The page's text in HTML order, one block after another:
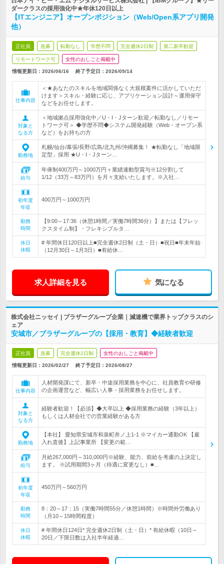
ダークラスの採用強化中★年休120日以上
【ITエンジニア】オープンポジション（Web/Open系アプリ開発
他）
正社員 急募 転勤なし 学歴不問 完全週休2日制 第二新卒歓迎
リモートワーク可 女性のおしごと掲載中
情報更新日：2026/06/16 終了予定日： 2026/09/14
仕事内容
＜★あなたのスキルを地域関係なく大規模案件に活かしていただ
けます＞スキル・経験に応じ、アプリケーション設計～運用保守
などをお任せします。
対象と
なる方
＜地域拠点採用強化中／U・I・Jターン歓迎／転勤なし／リモー
トワーク可＞ ◆学歴不問◆システム開発経験（Web・オープン系
など）をお持ちの方
勤務地
札幌/仙台/幕張/長野/広島/北九州/沖縄募集！ ★転勤なし「地域限
定型」採用 ★U・I・Jターン…
給与
年俸制400万円～1000万円＋業績連動型賞与※12分割して
1/12（33万～83万円）を月々支給いたします。※入社…
初年度
年収
400万円～1000万円
勤務
時間
【9:00～17:36（休憩1時間／実働7時間36分）】または【フレッ
クスタイム制】・フレキシブルタ…
休日
休暇
# 年間休日120日以上■完全週休2日制（土・日）■祝日■年末年始
（12月30日～1月3日）■有給休…
求人詳細を見る 気になる
株式会社ニッセイ | ブラザーグループ企業｜減速機で業界トップクラスのシ
ェア
安城市／ブラザーグループの【採用・教育】◆経験者歓迎
正社員 急募 完全週休2日制 女性のおしごと掲載中
情報更新日：2026/02/27 終了予定日： 2026/08/27
仕事内容
人材開発課にて、新卒・中途採用業務を中心に、社員教育や研修
の企画運営など、幅広い人事・採用業務をお任せします。
対象と
なる方
経験者歓迎！【必須】◆大卒以上 ◆採用業務の経験（3年以上）
もしくは人材会社での営業経験がある方
勤務地
【本社】 愛知県安城市和泉町井ノ上1-1 ※マイカー通勤OK 【雇
入れ直後】上記事業所 【変更の範…
給与
月給267,000円～310,000円※経験、能力、前給を考慮の上決定し
ます。 ※試用期間3ヶ月（待遇に変更なし）■…
初年度
年収
450万円～560万円
勤務
時間
8：20～17：15（実働7時間55分／休憩1時間）※時間外労働あり
（月10～15時間程度）
休日
休暇
# 年間休日124日* 完全週休2日制（土・日）* 有給休暇（10日～
20日／下限日数は入社半年経過…